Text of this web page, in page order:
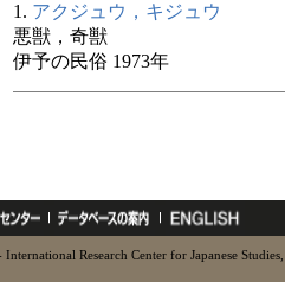
1. アクジュウ，キジュウ
悪獣，奇獣
伊予の民俗 1973年
Research Center for Japanese